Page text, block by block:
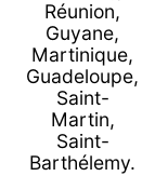
Réunion,
Guyane,
Martinique,
Guadeloupe,
Saint-
Martin,
Saint-
Barthélemy.